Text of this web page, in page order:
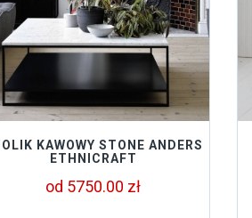
KAWOWY STONE ANDERS
ETHNICRAFT
od 5750.00 zł